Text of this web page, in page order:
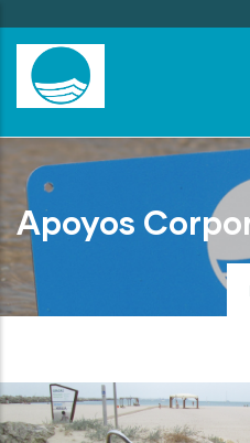
to
main
content
Apoyos